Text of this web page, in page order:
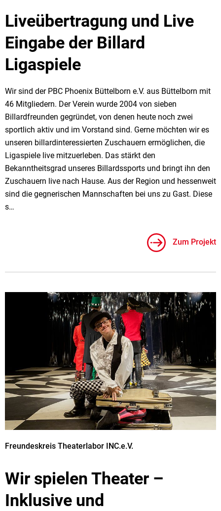
Liveübertragung und Live
Eingabe der Billard
Ligaspiele
Wir sind der PBC Phoenix Büttelborn e.V. aus Büttelborn mit
46 Mitgliedern. Der Verein wurde 2004 von sieben
Billardfreunden gegründet, von denen heute noch zwei
sportlich aktiv und im Vorstand sind. Gerne möchten wir es
unseren billardinteressierten Zuschauern ermöglichen, die
Ligaspiele live mitzuerleben. Das stärkt den
Bekanntheitsgrad unseres Billardssports und bringt ihn den
Zuschauern live nach Hause. Aus der Region und hessenweit
sind die gegnerischen Mannschaften bei uns zu Gast. Diese
s…
Zum Projekt
Wir spielen Theater –
Inklusive und
Freundeskreis Theaterlabor INC.e.V.